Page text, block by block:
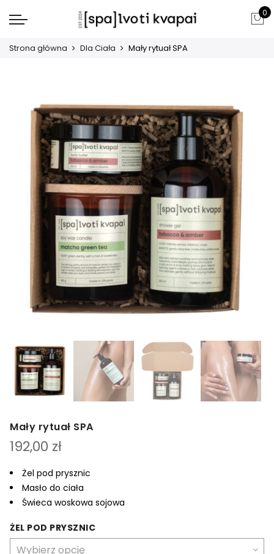
0
Strona główna Dla Ciała Mały rytuał SPA
Mały rytuał SPA
192,00 zł
Żel pod prysznic
Masło do ciała
Świeca woskowa sojowa
ŻEL POD PRYSZNIC